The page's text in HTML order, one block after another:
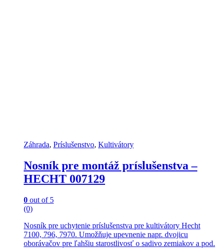
Záhrada, Príslušenstvo, Kultivátory
Nosník pre montáž príslušenstva –
HECHT 007129
0 out of 5
(0)
Nosník pre uchytenie príslušenstva pre kultivátory Hecht
7100, 796, 7970. Umožňuje upevnenie napr. dvojicu
oborávačov pre ľahšiu starostlivosť o sadivo zemiakov a pod.